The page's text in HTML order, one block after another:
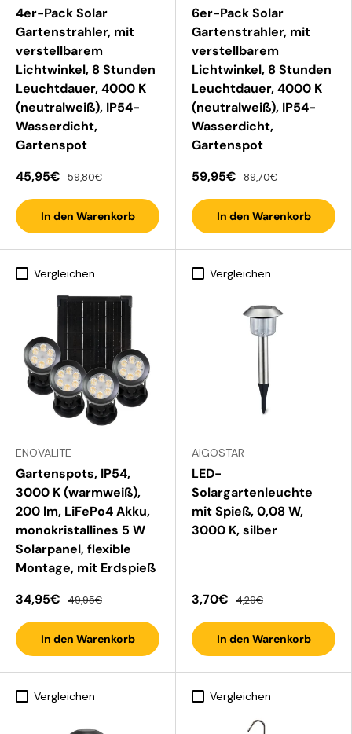
4er-Pack Solar
Gartenstrahler, mit
verstellbarem
Lichtwinkel, 8 Stunden
Leuchtdauer, 4000 K
(neutralweiß), IP54-
Wasserdicht,
Gartenspot
45,95€ 59,80€
In den Warenkorb
6er-Pack Solar
Gartenstrahler, mit
verstellbarem
Lichtwinkel, 8 Stunden
Leuchtdauer, 4000 K
(neutralweiß), IP54-
Wasserdicht,
Gartenspot
59,95€ 89,70€
In den Warenkorb
Vergleichen
ENOVALITE
Gartenspots, IP54,
3000 K (warmweiß),
200 lm, LiFePo4 Akku,
monokristallines 5 W
Solarpanel, flexible
Montage, mit Erdspieß
34,95€ 49,95€
In den Warenkorb
Vergleichen
AIGOSTAR
LED-
Solargartenleuchte
mit Spieß, 0,08 W,
3000 K, silber
3,70€ 4,29€
In den Warenkorb
Vergleichen Vergleichen